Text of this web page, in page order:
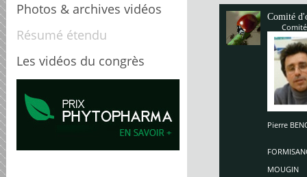
Photos & archives vidéos
Résumé étendu
Les vidéos du congrès
Comité
Pierre
MOUGIN